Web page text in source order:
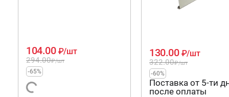
294.00₽/шт
104.00 ₽/шт
-65%
322.00₽/шт
130.00 ₽/шт
-60%
Поставка от 5-ти
после оплаты